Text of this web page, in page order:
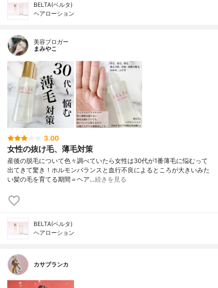
BELTA(ベルタ)
ヘアローション
美容ブロガー
まみやこ
3.00
女性の抜け毛、薄毛対策
産後の脱毛について色々調べていたら女性は30代が1番薄毛に悩むって
出てきて驚き！⁡ホルモンバランスと血行不良によるところが大きいみた
い⁡髪の毛を育てる期間＝ヘア…続きを見る
BELTA(ベルタ)
ヘアローション
カサブランカ